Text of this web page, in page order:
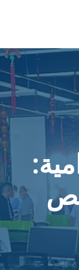
شخص